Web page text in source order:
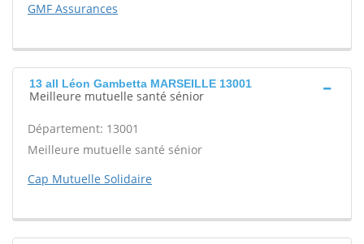
GMF Assurances
13 all Léon Gambetta MARSEILLE 13001
Meilleure mutuelle santé sénior
Département: 13001
Meilleure mutuelle santé sénior
Cap Mutuelle Solidaire